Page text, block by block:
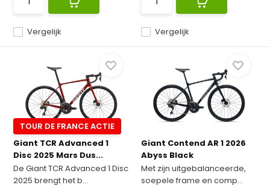
Vergelijk Vergelijk
TOUR DE FRANCE ACTIE
Giant TCR Advanced 1
Disc 2025 Mars Dus...
De Giant TCR Advanced 1 Disc
2025 brengt het b...
Giant Contend AR 1 2026
Abyss Black
Met zijn uitgebalanceerde,
soepele frame en comp...